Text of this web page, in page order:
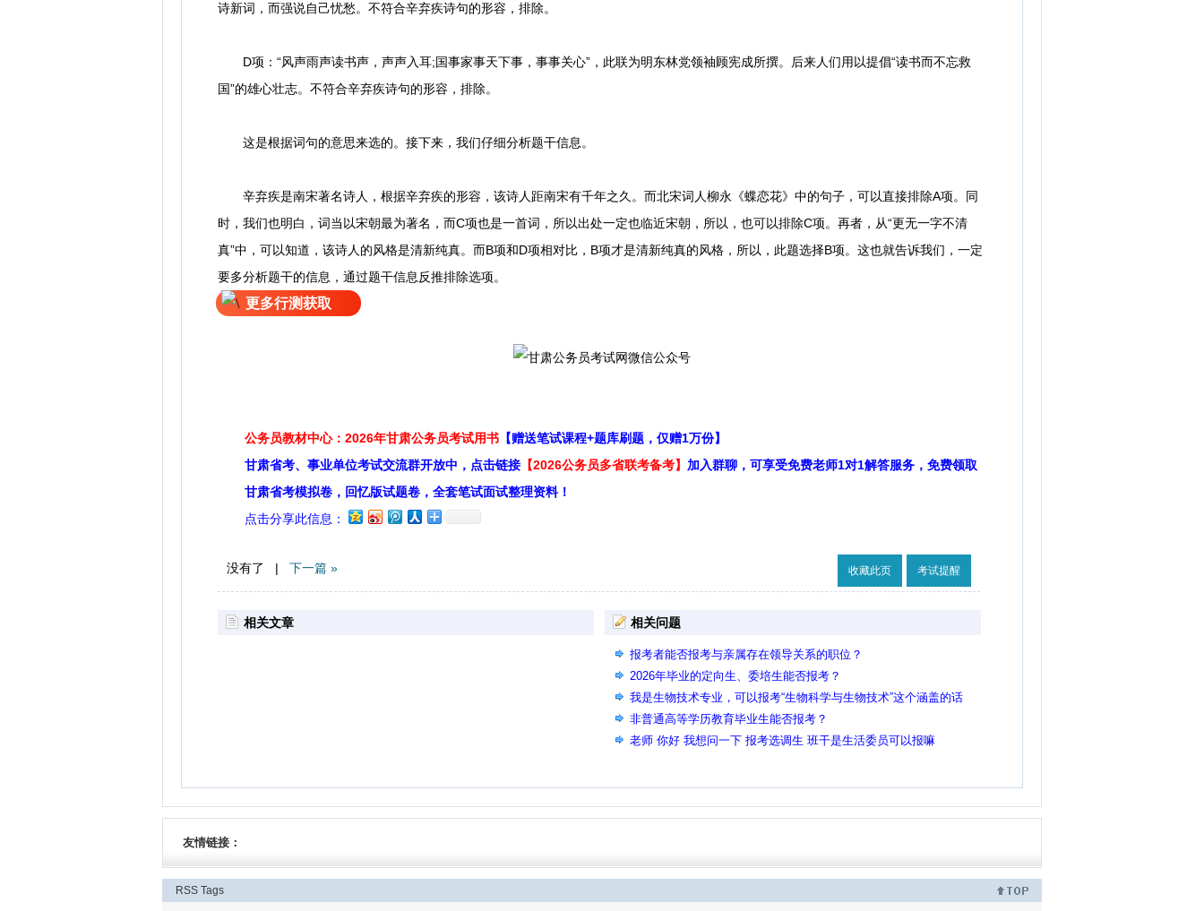
诗新词，而强说自己忧愁。不符合辛弃疾诗句的形容，排除。
D项：“风声雨声读书声，声声入耳;国事家事天下事，事事关心”，此联为明东林党领袖顾宪成所撰。后来人们用以提倡“读书而不忘救
国”的雄心壮志。不符合辛弃疾诗句的形容，排除。
这是根据词句的意思来选的。接下来，我们仔细分析题干信息。
辛弃疾是南宋著名诗人，根据辛弃疾的形容，该诗人距南宋有千年之久。而北宋词人柳永《蝶恋花》中的句子，可以直接排除A项。同
时，我们也明白，词当以宋朝最为著名，而C项也是一首词，所以出处一定也临近宋朝，所以，也可以排除C项。再者，从“更无一字不清
真”中，可以知道，该诗人的风格是清新纯真。而B项和D项相对比，B项才是清新纯真的风格，所以，此题选择B项。这也就告诉我们，一定
要多分析题干的信息，通过题干信息反推排除选项。
更多行测获取
公务员教材中心：2026年甘肃公务员考试用书 【赠送笔试课程+题库刷题，仅赠1万份】
甘肃省考、事业单位考试交流群开放中，点击链接 【2026公务员多省联考备考】 加入群聊，可享受免费老师1对1解答服务，免费领取
甘肃省考模拟卷，回忆版试题卷，全套笔试面试整理资料！
点击分享此信息：
没有了 | 下一篇 » 收藏此页 考试提醒
相关文章 相关问题
报考者能否报考与亲属存在领导关系的职位？
2026年毕业的定向生、委培生能否报考？
我是生物技术专业，可以报考“生物科学与生物技术”这个涵盖的话
吗？
非普通高等学历教育毕业生能否报考？
老师 你好 我想问一下 报考选调生 班干是生活委员可以报嘛
友情链接：
RSS Tags